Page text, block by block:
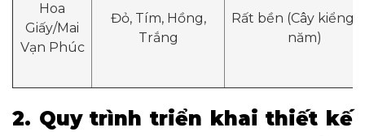
Hoa
Giấy/Mai
Vạn Phúc
Đỏ, Tím, Hồng,
Trắng
Rất bền (Cây kiểng
năm)
2. Quy trình triển khai thiết kế